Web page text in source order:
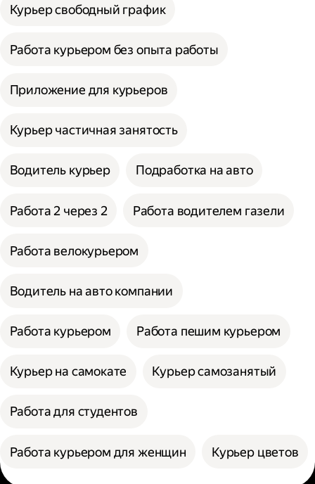
Курьер свободный график
Работа курьером без опыта работы
Приложение для курьеров
Курьер частичная занятость
Водитель курьер Подработка на авто
Работа 2 через 2 Работа водителем газели
Работа велокурьером
Водитель на авто компании
Работа курьером Работа пешим курьером
Курьер на самокате Курьер самозанятый
Работа для студентов
Работа курьером для женщин Курьер цветов